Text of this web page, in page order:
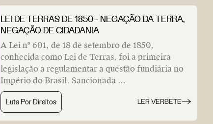
LEI DE TERRAS DE 1850 - NEGAÇÃO DA TERRA,
NEGAÇÃO DE CIDADANIA
A Lei nº 601, de 18 de setembro de 1850,
conhecida como Lei de Terras, foi a primeira
legislação a regulamentar a questão fundiária no
Império do Brasil. Sancionada ...
Luta Por Direitos LER VERBETE